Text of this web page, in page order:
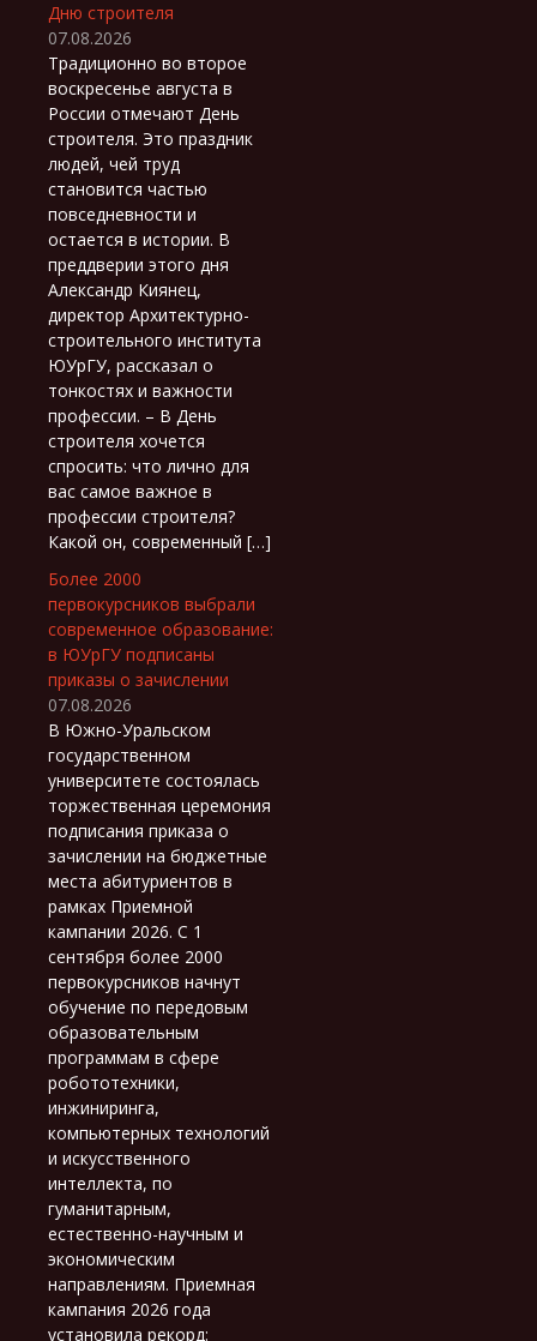
Дню строителя
07.08.2026
Традиционно во второе
воскресенье августа в
России отмечают День
строителя. Это праздник
людей, чей труд
становится частью
повседневности и
остается в истории. В
преддверии этого дня
Александр Киянец,
директор Архитектурно-
строительного института
ЮУрГУ, рассказал о
тонкостях и важности
профессии. – В День
строителя хочется
спросить: что лично для
вас самое важное в
профессии строителя?
Какой он, современный […]
Более 2000
первокурсников выбрали
современное образование:
в ЮУрГУ подписаны
приказы о зачислении
07.08.2026
В Южно-Уральском
государственном
университете состоялась
торжественная церемония
подписания приказа о
зачислении на бюджетные
места абитуриентов в
рамках Приемной
кампании 2026. С 1
сентября более 2000
первокурсников начнут
обучение по передовым
образовательным
программам в сфере
робототехники,
инжиниринга,
компьютерных технологий
и искусственного
интеллекта, по
гуманитарным,
естественно-научным и
экономическим
направлениям. Приемная
кампания 2026 года
установила рекорд: